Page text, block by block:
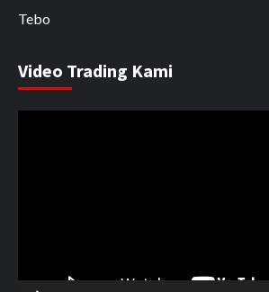
Tebo
Video Trading Kami